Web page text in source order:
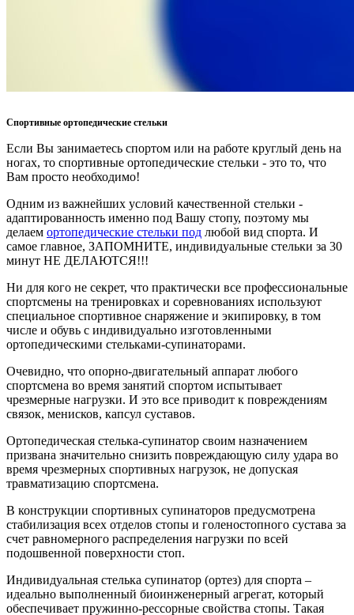
Спортивные ортопедические стельки
Если Вы занимаетесь спортом или на работе круглый день на
ногах, то спортивные ортопедические стельки - это то, что
Вам просто необходимо!
Одним из важнейших условий качественной стельки -
адаптированность именно под Вашу стопу, поэтому мы
делаем ортопедические стельки под любой вид спорта. И
самое главное, ЗАПОМНИТЕ, индивидуальные стельки за 30
минут НЕ ДЕЛАЮТСЯ!!!
Ни для кого не секрет, что практически все профессиональные
спортсмены на тренировках и соревнованиях используют
специальное спортивное снаряжение и экипировку, в том
числе и обувь с индивидуально изготовленными
ортопедическими стельками-супинаторами.
Очевидно, что опорно-двигательный аппарат любого
спортсмена во время занятий спортом испытывает
чрезмерные нагрузки. И это все приводит к повреждениям
связок, менисков, капсул суставов.
Ортопедическая стелька-супинатор своим назначением
призвана значительно снизить повреждающую силу удара во
время чрезмерных спортивных нагрузок, не допуская
травматизацию спортсмена.
В конструкции спортивных супинаторов предусмотрена
стабилизация всех отделов стопы и голеностопного сустава за
счет равномерного распределения нагрузки по всей
подошвенной поверхности стоп.
Индивидуальная стелька супинатор (ортез) для спорта –
идеально выполненный биоинженерный агрегат, который
обеспечивает пружинно-рессорные свойства стопы. Такая